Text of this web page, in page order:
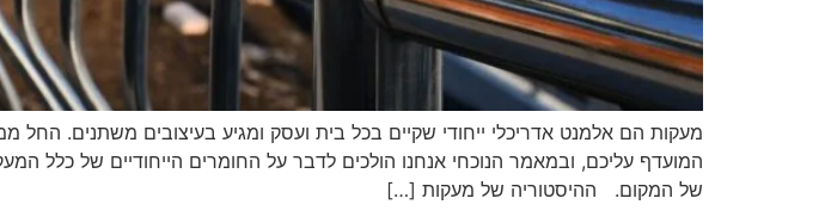
מעקות הם אלמנט אדריכלי ייחודי שקיים בכל בית ועסק ומגיע בעיצובים משתנים. החל
המועדף עליכם, ובמאמר הנוכחי אנחנו הולכים לדבר על החומרים הייחודיים של כלל
של המקום. ההיסטוריה של מעקות […]